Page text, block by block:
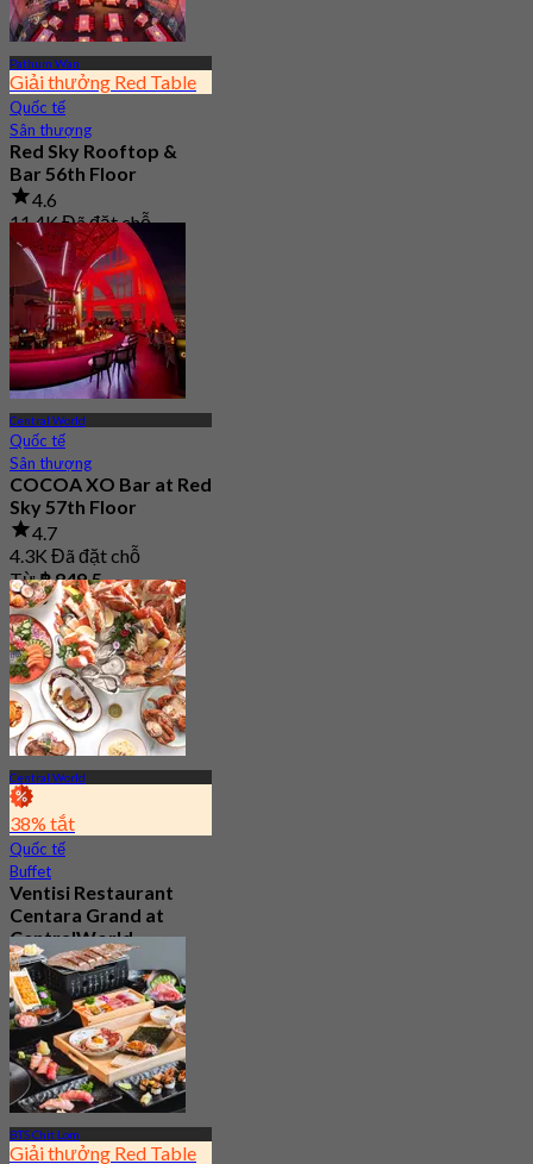
Pathum Wan
Giải thưởng Red Table
Quốc tế
Sân thượng
Red Sky Rooftop &
Bar 56th Floor
4.6
11.4K Đã đặt chỗ
Từ฿ 799
Central World
Quốc tế
Sân thượng
COCOA XO Bar at Red
Sky 57th Floor
4.7
4.3K Đã đặt chỗ
Từ฿ 849.5
Central World
38% tắt
Quốc tế
Buffet
Ventisi Restaurant
Centara Grand at
CentralWorld
4.6
6.3K Đã đặt chỗ
Từ฿ 749.5
BTS Chit Lom
Giải thưởng Red Table